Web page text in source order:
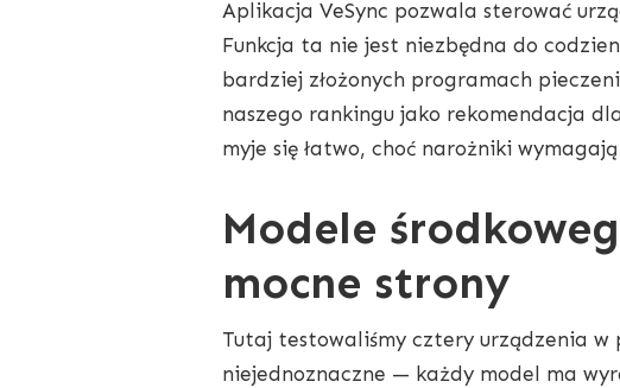
Aplikacja VeSync pozwala sterować
Funkcja ta nie jest niezbędna do
bardziej złożonych programach
naszego rankingu jako rekomendacja
myje się łatwo, choć narożniki
Modele
mocne strony
Tutaj testowaliśmy cztery urządzenia w
niejednoznaczne — każdy model ma